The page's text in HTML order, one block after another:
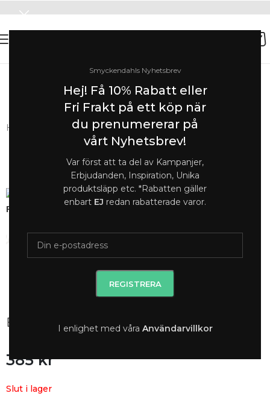
Smyckendahls Nyhetsbrev
Hej! Få 10% Rabatt eller
Fri Frakt på ett köp när
du prenumererar på
vårt Nyhetsbrev!
Var först att ta del av Kampanjer,
Erbjudanden, Inspiration, Unika
produktsläpp etc. *Rabatten gäller
enbart EJ redan rabatterade varor.
I enlighet med våra Användarvillkor
SOMMAR-REA HOS SMYCKENDAHLS,
UPP TILL 25%
Hem Halsband online/Halsband Dam
Förstora
Bow Halsband｜Guld
385kr
Slut i lager